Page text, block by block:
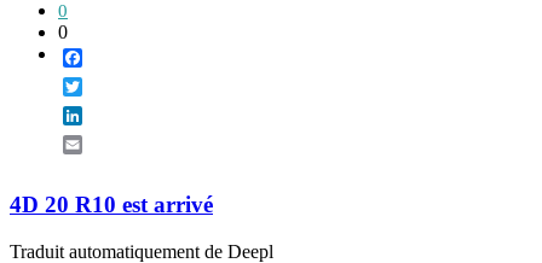
0
0
4D 20 R10 est arrivé
Traduit automatiquement de Deepl